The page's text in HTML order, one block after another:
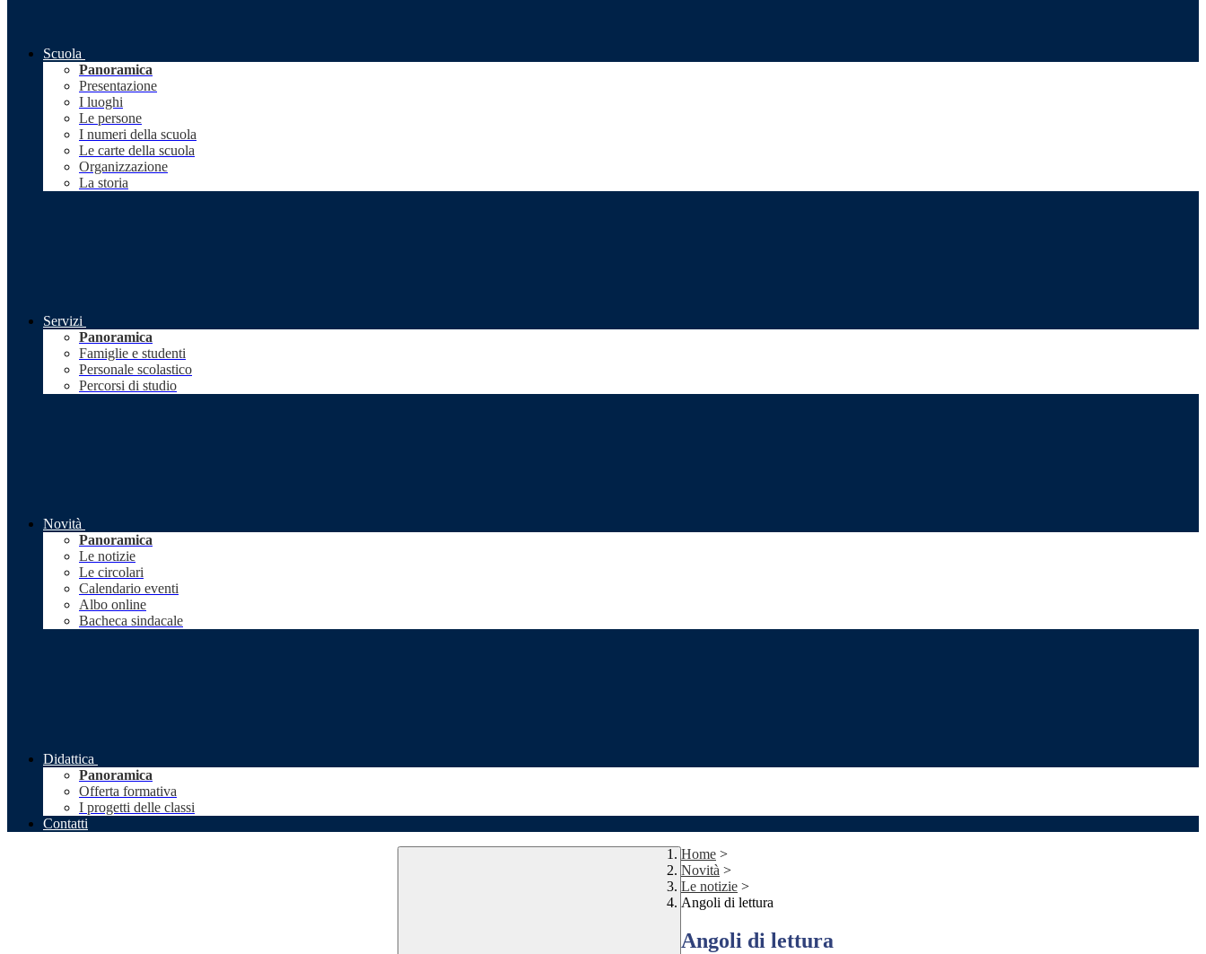
Scuola
Panoramica
Presentazione
I luoghi
Le persone
I numeri della scuola
Le carte della scuola
Organizzazione
La storia
Servizi
Panoramica
Famiglie e studenti
Personale scolastico
Percorsi di studio
Novità
Panoramica
Le notizie
Le circolari
Calendario eventi
Albo online
Bacheca sindacale
Didattica
Panoramica
Offerta formativa
I progetti delle classi
Contatti
Home >
Novità >
Le notizie >
Angoli di lettura
Angoli di lettura